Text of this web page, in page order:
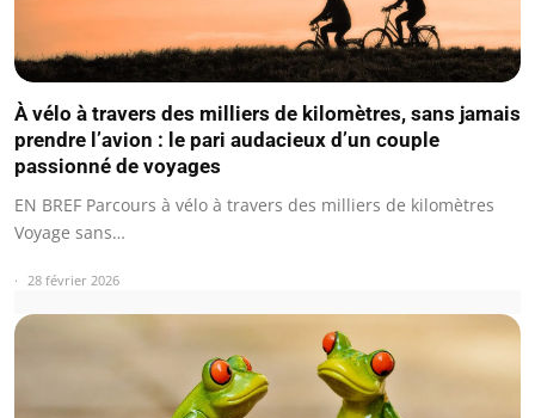
À vélo à travers des milliers de kilomètres, sans jamais
prendre l’avion : le pari audacieux d’un couple
passionné de voyages
EN BREF Parcours à vélo à travers des milliers de kilomètres
Voyage sans…
28 février 2026